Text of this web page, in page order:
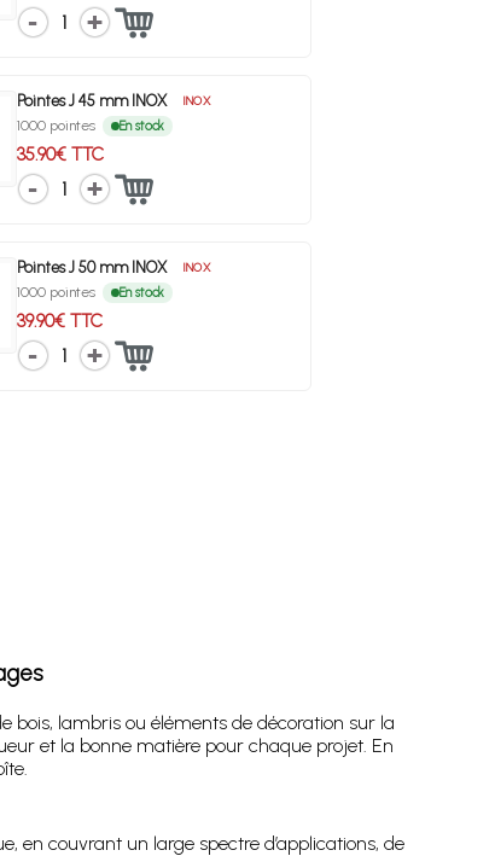
1
Pointes J 45 mm INOX INOX
1000 pointes En stock
35.90€ TTC
1
Pointes J 50 mm INOX INOX
1000 pointes En stock
39.90€ TTC
1
bois, lambris ou éléments de décoration sur la
et la bonne matière pour chaque projet. En
en couvrant un large spectre d’applications, de